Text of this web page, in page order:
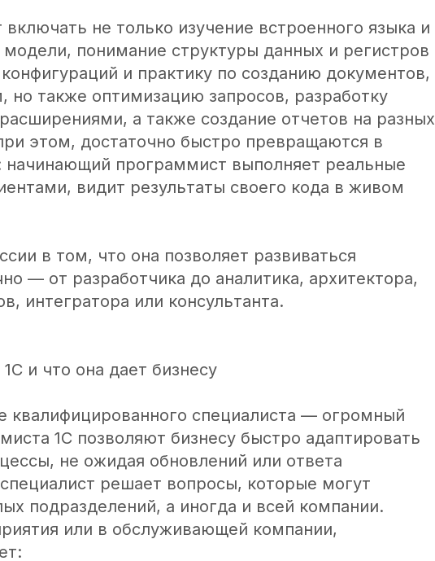
не только изучение встроенного языка и
понимание структуры данных и регистров
и практику по созданию документов,
но также оптимизацию запросов, разработку
а также создание отчетов на разных
этом, достаточно быстро превращаются в
начинающий программист выполняет реальные
видит результаты своего кода в живом
в том, что она позволяет развиваться
— от разработчика до аналитика, архитектора,
интегратора или консультанта.
и что она дает бизнесу
квалифицированного специалиста — огромный
1С позволяют бизнесу быстро адаптировать
не ожидая обновлений или ответа
решает вопросы, которые могут
подразделений, а иногда и всей компании.
или в обслуживающей компании,